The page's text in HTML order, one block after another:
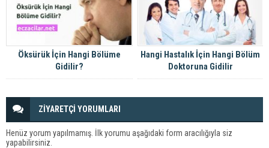
Öksürük İçin Hangi Bölüme
Gidilir?
Hangi Hastalık İçin Hangi Bölüm
Doktoruna Gidilir
ZİYARETÇİ YORUMLARI
Henüz yorum yapılmamış. İlk yorumu aşağıdaki form aracılığıyla siz
yapabilirsiniz.